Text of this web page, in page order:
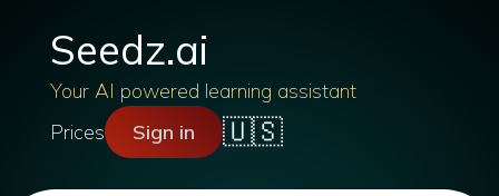
Seedz.ai
Your AI powered learning assistant
Prices
Sign in 🇺🇸